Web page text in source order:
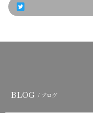
BLOG / ブログ